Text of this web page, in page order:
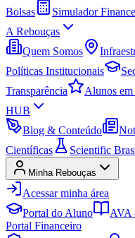
Bolsas
Simulador
A Rebouças
Quem Somos
Políticas Institucionais
Transparência
Alunos em
HUB
Blog & Conteúdo
Científicas
Scientific
Minha Rebouças
Acessar minha área
Portal do Aluno
AVA
Portal Financeiro